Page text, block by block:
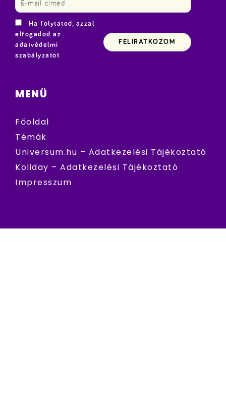
Ha folytatod, azzal
elfogadod az
adatvédelmi
szabályzatot
MENÜ
Főoldal
Témák
Universum.hu – Adatkezelési Tájékoztató
Koliday – Adatkezelési Tájékoztató
Impresszum